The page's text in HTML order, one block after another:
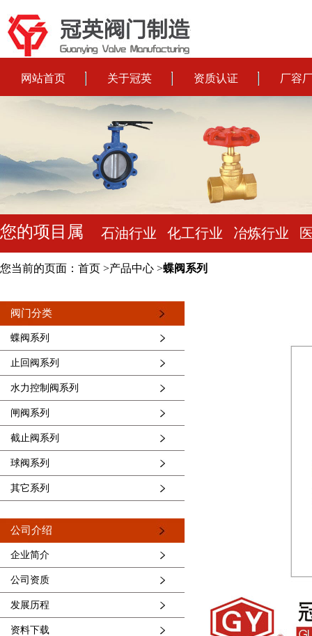
网站首页 关于冠英 资质认证 厂容
您的项目属
于:
石油行业 化工行业 冶炼行业
您当前的页面： 首页 >产品中心 >蝶阀系列
阀门分类
蝶阀系列
止回阀系列
水力控制阀系列
闸阀系列
截止阀系列
球阀系列
其它系列
公司介绍
企业简介
公司资质
发展历程
资料下载